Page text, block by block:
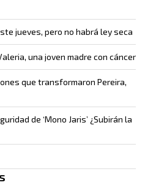
jueves, pero no habrá ley seca
una joven madre con cáncer
que transformaron Pereira,
de ‘Mono Jaris’ ¿Subirán la